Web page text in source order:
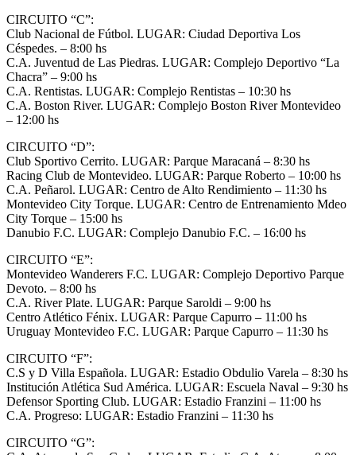
CIRCUITO “C”:
Club Nacional de Fútbol. LUGAR: Ciudad Deportiva Los
Céspedes. – 8:00 hs
C.A. Juventud de Las Piedras. LUGAR: Complejo Deportivo “La
Chacra” – 9:00 hs
C.A. Rentistas. LUGAR: Complejo Rentistas – 10:30 hs
C.A. Boston River. LUGAR: Complejo Boston River Montevideo
– 12:00 hs
CIRCUITO “D”:
Club Sportivo Cerrito. LUGAR: Parque Maracaná – 8:30 hs
Racing Club de Montevideo. LUGAR: Parque Roberto – 10:00 hs
C.A. Peñarol. LUGAR: Centro de Alto Rendimiento – 11:30 hs
Montevideo City Torque. LUGAR: Centro de Entrenamiento Mdeo
City Torque – 15:00 hs
Danubio F.C. LUGAR: Complejo Danubio F.C. – 16:00 hs
CIRCUITO “E”:
Montevideo Wanderers F.C. LUGAR: Complejo Deportivo Parque
Devoto. – 8:00 hs
C.A. River Plate. LUGAR: Parque Saroldi – 9:00 hs
Centro Atlético Fénix. LUGAR: Parque Capurro – 11:00 hs
Uruguay Montevideo F.C. LUGAR: Parque Capurro – 11:30 hs
CIRCUITO “F”:
C.S y D Villa Española. LUGAR: Estadio Obdulio Varela – 8:30 hs
Institución Atlética Sud América. LUGAR: Escuela Naval – 9:30 hs
Defensor Sporting Club. LUGAR: Estadio Franzini – 11:00 hs
C.A. Progreso: LUGAR: Estadio Franzini – 11:30 hs
CIRCUITO “G”: